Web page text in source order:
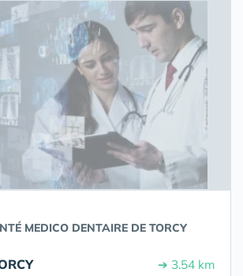
MEDICO DENTAIRE DE TORCY
➔ 3.54 km